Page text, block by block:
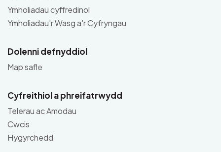
Ymholiadau cyffredinol
Ymholiadau'r Wasg a'r Cyfryngau
Dolenni defnyddiol
Map safle
Cyfreithiol a phreifatrwydd
Telerau ac Amodau
Cwcis
Hygyrchedd